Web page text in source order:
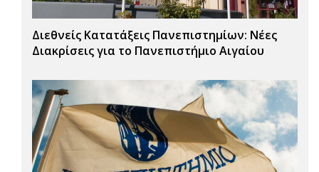
Διεθνείς Κατατάξεις Πανεπιστημίων: Νέες
Διακρίσεις για το Πανεπιστήμιο Αιγαίου